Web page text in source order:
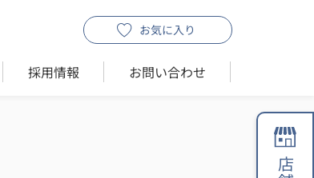
お気に入り
採用情報 お問い合わせ